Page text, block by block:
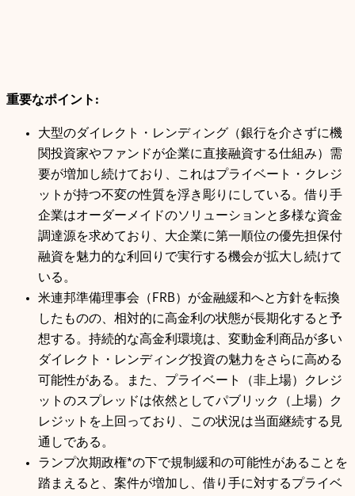
重要なポイント:
大型のダイレクト・レンディング（銀行を介さずに機
関投資家やファンドが企業に直接融資する仕組み）需
要が増加し続けており、これはプライベート・クレジ
ットが持つ不変の性質を浮き彫りにしている。借り手
企業はオーダーメイドのソリューションと多様な資金
調達源を求めており、大企業に第一順位の優先担保付
融資を魅力的な利回りで実行する機会が拡大し続けて
いる。
米連邦準備理事会（FRB）が金融緩和へと方針を転換
したものの、相対的に高金利の状態が長期化すると予
想する。持続的な高金利環境は、変動金利商品が多い
ダイレクト・レンディング投資の魅力をさらに高める
可能性がある。また、プライベート（非上場）クレジ
ットのスプレッドは依然としてパブリック（上場）ク
レジットを上回っており、この状況は当面継続する見
通しである。
ランプ次期政権*の下で規制緩和の可能性があることを
踏まえると、案件が増加し、借り手に対するプライベ